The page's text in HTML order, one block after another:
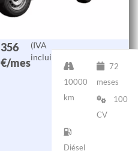
356
€/mes
(IVA
incluido)
10000
km
72
meses
100
CV
Diésel